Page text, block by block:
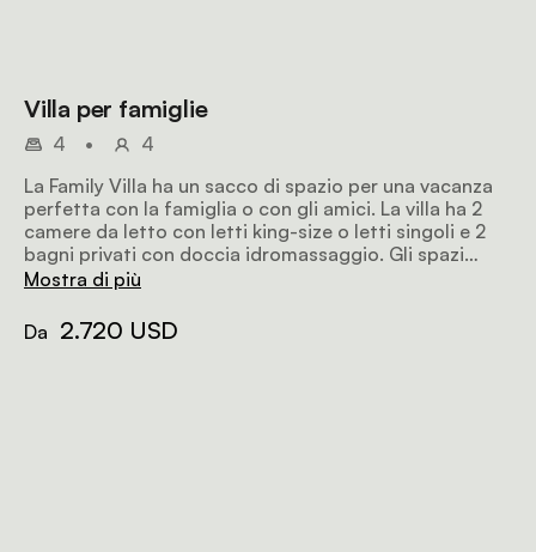
Villa per famiglie
4 •
4
La Family Villa ha un sacco di spazio per una vacanza
perfetta con la famiglia o con gli amici. La villa ha 2
camere da letto con letti king-size o letti singoli e 2
bagni privati con doccia idromassaggio. Gli spazi
aperti offrono una vista sulla savana del Kalahari
terrazzo in legno sostenibile permette di guardare le
stelle di notte.
Mostra di più
Da 2.720 USD